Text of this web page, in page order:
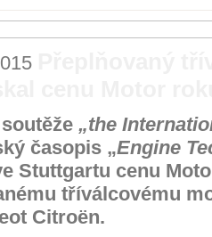
„the
časopis „Engine
Stuttgartu cenu
tříválcovému
Citroën.